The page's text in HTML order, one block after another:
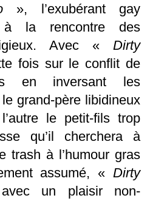
», l’exubérant gay
à la rencontre des
Avec « Dirty
fois sur le conflit de
en inversant les
grand-père libidineux
le petit-fils trop
qu’il cherchera à
trash à l’humour gras
assumé, « Dirty
un plaisir non-